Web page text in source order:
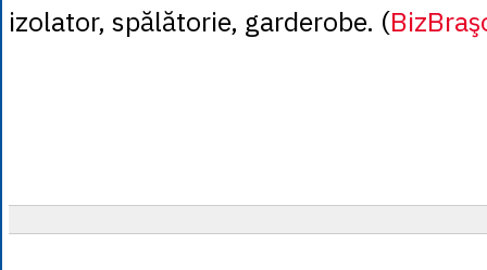
izolator, spălătorie, garderobe. (